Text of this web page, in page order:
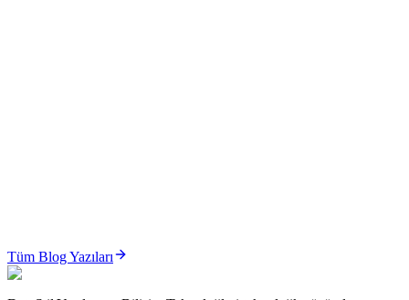
Oku
Tüm Blog Yazıları